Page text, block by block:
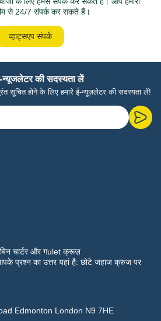
से 24/7 संपर्क कर सकते हैं।
व्हाट्सएप संपर्क
न्यूजलेटर की सदस्यता लें
सूचित होने के लिए हमारे ई-न्यूज़लेटर की सदस्यता लें!
चार्टर और गulet क्रूज़
प्रश्न का उत्तर यहां है: छोटे जहाज क्रुज पर
Edmonton London N9 7HE